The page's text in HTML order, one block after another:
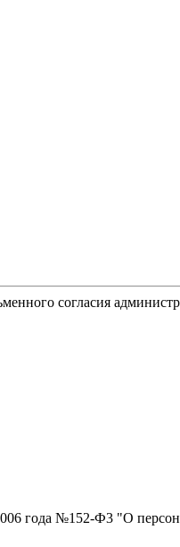
согласия
года №152-Ф3 "О